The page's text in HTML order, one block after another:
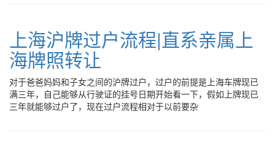
上海沪牌过户流程|直系亲属上
海牌照转让
对于爸爸妈妈和子女之间的沪牌过户，过户的前提是上海车牌现已
满三年，自己能够从行驶证的挂号日期开始看一下，假如上牌现已
三年就能够过户了，现在过户流程相对于以前要杂